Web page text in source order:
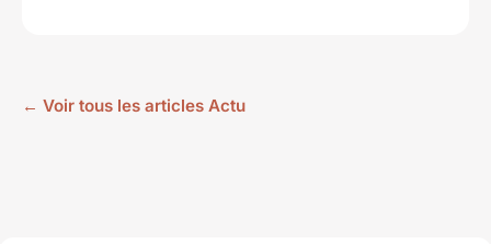
← Voir tous les articles Actu